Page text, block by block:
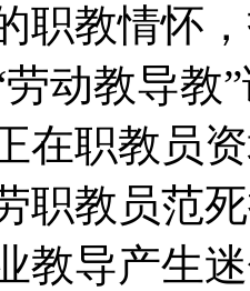
职教情怀
动教导教
在职教员
职教员范
教导产生